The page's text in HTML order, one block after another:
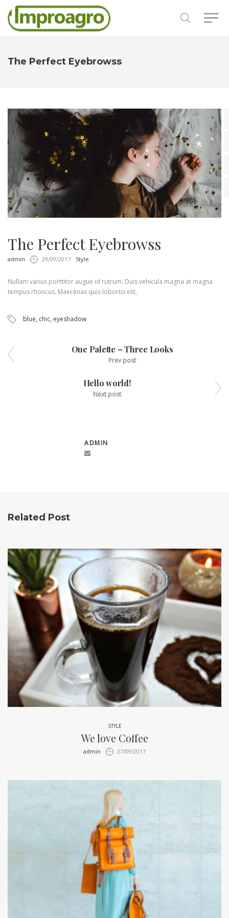
The Perfect Eyebrowss
The Perfect Eyebrowss
by
admin 29/09/2017 in
Style
Nullam varius porttitor augue id rutrum. Duis vehicula magna at magna
tempus rhoncus. Maecenas quis lobortis elit,
blue, chic, eyeshadow
One Palette – Three Looks
Prev post
Hello world!
Next post
ADMIN
Related Post
STYLE
We love Coffee
by
admin 27/09/2017